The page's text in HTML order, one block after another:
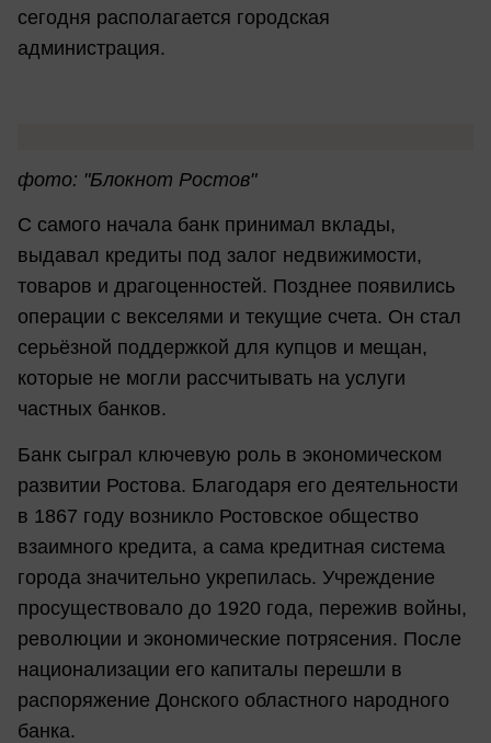
сегодня располагается городская
администрация.
фото: "Блокнот Ростов"
С самого начала банк принимал вклады,
выдавал кредиты под залог недвижимости,
товаров и драгоценностей. Позднее появились
операции с векселями и текущие счета. Он стал
серьёзной поддержкой для купцов и мещан,
которые не могли рассчитывать на услуги
частных банков.
Банк сыграл ключевую роль в экономическом
развитии Ростова. Благодаря его деятельности
в 1867 году возникло Ростовское общество
взаимного кредита, а сама кредитная система
города значительно укрепилась. Учреждение
просуществовало до 1920 года, пережив войны,
революции и экономические потрясения. После
национализации его капиталы перешли в
распоряжение Донского областного народного
банка.